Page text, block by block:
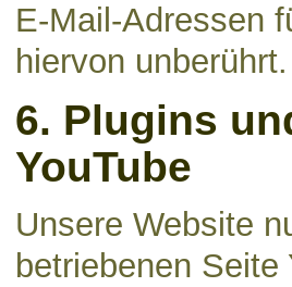
E-Mail-Adressen
hiervon unberührt.
6. Plugins
YouTube
Unsere Website
betriebenen